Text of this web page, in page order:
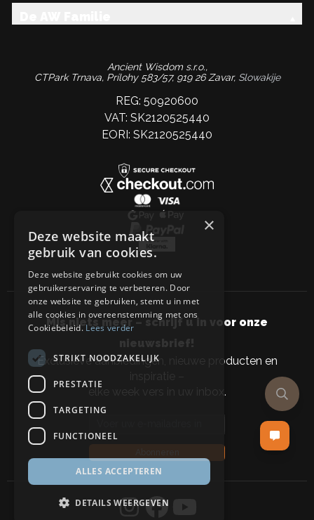
Ancient Wisdom s.r.o.,
CTPark Trnava, Prílohy 583/57, 919 26 Zavar, Slowakije
REG: 50920600
VAT: SK2120525440
EORI: SK2120525440
Mis niets meer – schrijf u in voor onze
nieuwsbrief!
Exclusieve aanbiedingen, nieuwe producten en
inspiratie –
elke week vers in uw inbox.
×
Deze website maakt
gebruik van cookies.
Deze website gebruikt cookies om uw
gebruikerservaring te verbeteren. Door
onze website te gebruiken, stemt u in met
alle cookies in overeenstemming met ons
Cookiebeleid.Lees verder
STRIKT NOODZAKELIJK
PRESTATIE
TARGETING
FUNCTIONEEL
ALLES ACCEPTEREN
DETAILS WEERGEVEN